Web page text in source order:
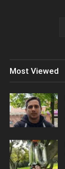
Most Viewed